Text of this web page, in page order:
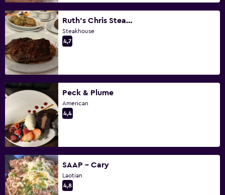
Ruth's Chris Steak House - Cary
Steakhouse
4,7
Peck & Plume
American
4,4
SAAP - Cary
Laotian
4,8